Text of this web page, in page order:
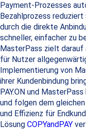
Payment-Prozesses
Bezahlprozess
durch die direkte
schneller, einfacher zu
MasterPass zielt darauf
für Nutzer
Implementierung von
ihrer Kundenbindung
PAY.ON und
und folgen dem
und Effizienz für
Lösung COPYandPAY